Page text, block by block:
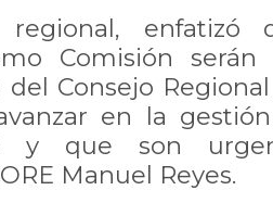
enfatizó
Comisión
Consejo
en la
y que son
Manuel Reyes.